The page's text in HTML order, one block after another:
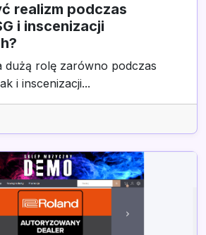
realizm podczas
i inscenizacji
dużą rolę zarówno podczas
i inscenizacji...